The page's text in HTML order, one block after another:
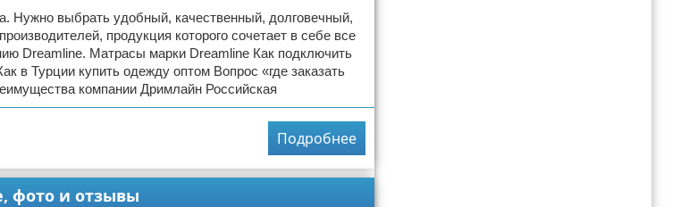
Нужно выбрать удобный, качественный, долговечный,
продукция которого сочетает в себе все
Dreamline. Матрасы марки Dreamline Как подключить
в Турции купить одежду оптом Вопрос «где заказать
компании Дримлайн Российская
Подробнее
фото и отзывы